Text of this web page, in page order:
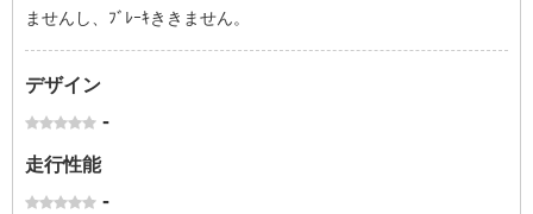
ませんし、ﾌﾞﾚｰｷききません。
デザイン
-
走行性能
-